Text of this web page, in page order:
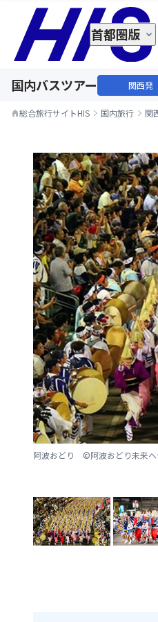
首都圏版
国内バスツアー 関西発
home総合旅行サイトHIS 国内旅行 関
阿波おどり ©阿波おどり未来へ